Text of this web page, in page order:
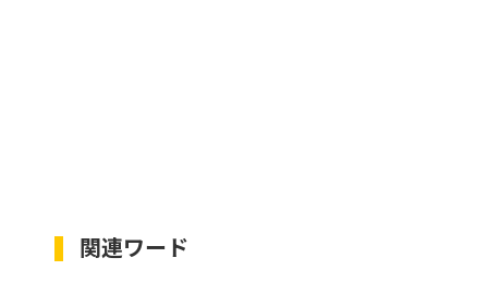
関連ワード